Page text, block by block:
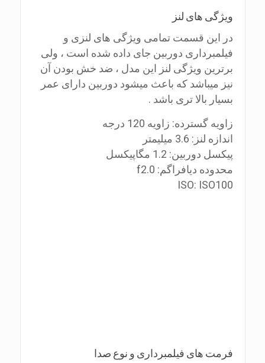
ویژگی های لنز
در این قسمت تمامی ویژگی های لنزی و
فیلمبرداری دوربین جای داده شده است ، ولی
برترین ویژگی لنز این مدل ، ضد خش بودن آن
نیز میباشد که باعث میشود دوربین دارای عمر
بسیار بالا تری باشد .
زاویه گسترده: زاویه 120 درجه
اندازه لنز: 3.6 میلیمتر
پیکسل دوربین: 1.2 مگاپیکسل
محدوده دیافراگم: f2.0
ISO: ISO100
فرمت های فیلمبرداری و نوع صدا